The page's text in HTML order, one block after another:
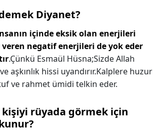
Diyanet?
içinde eksik olan enerjileri
negatif enerjileri de yok eder
.Çünkü Esmaül Hüsna;Sizde Allah
aşkınlık hissi uyandırır.Kalplere huzur
ve rahmet ümidi telkin eder.
kişiyi rüyada görmek için